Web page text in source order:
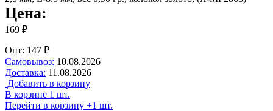
Цена:
169 ₽
Опт: 147 ₽
Самовывоз: 10.08.2026
Доставка: 11.08.2026
Добавить в корзину
В корзине 1 шт.
Перейти в корзину +1 шт.